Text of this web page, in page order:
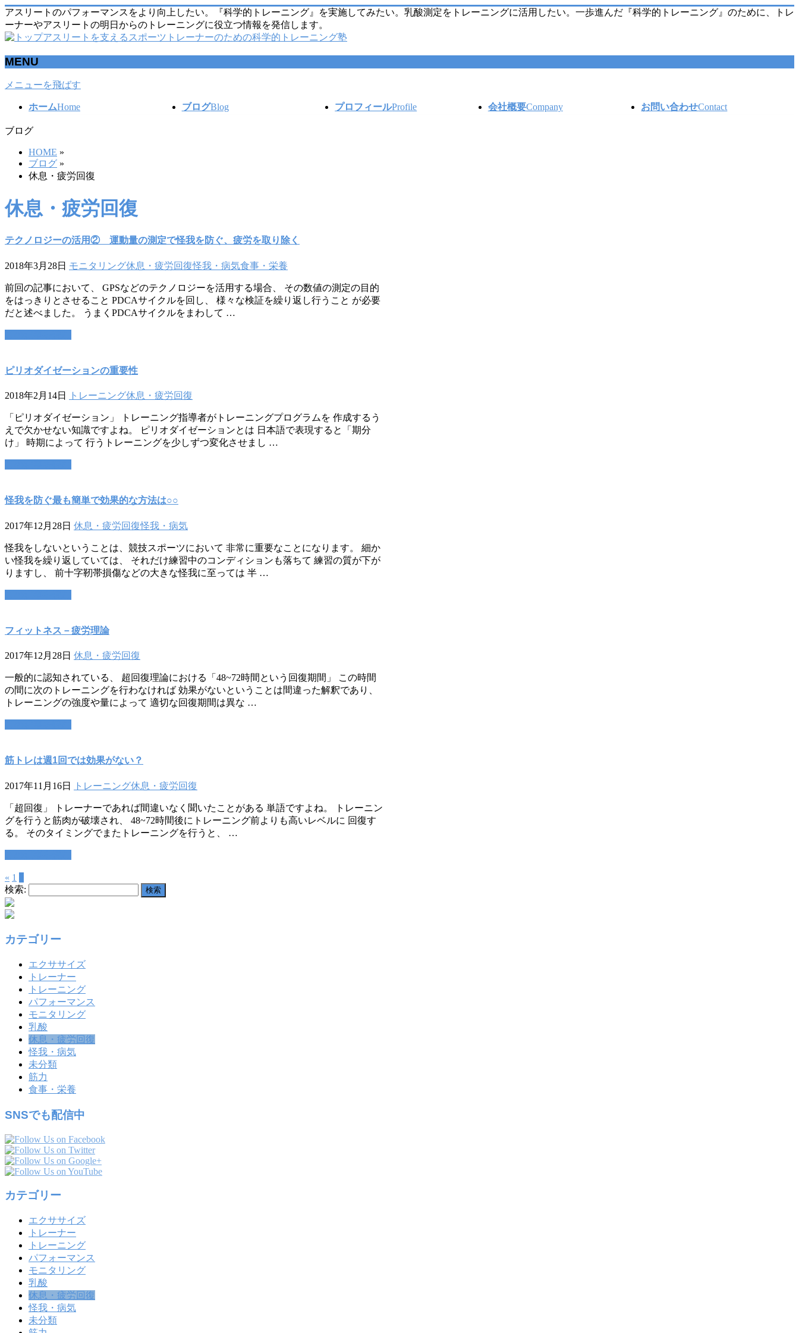
アスリートのパフォーマンスをより向上したい。『科学的トレーニング』を実施してみたい。乳酸測定をトレーニングに活用したい。一歩進んだ『科学的トレーニング』のために、トレ
ーナーやアスリートの明日からのトレーニングに役立つ情報を発信します。
MENU
メニューを飛ばす
ホームHome ブログBlog プロフィールProfile 会社概要Company お問い合わせContact
ブログ
HOME »
ブログ »
休息・疲労回復
休息・疲労回復
テクノロジーの活用② 運動量の測定で怪我を防ぐ、疲労を取り除く
2018年3月28日 モニタリング休息・疲労回復怪我・病気食事・栄養
前回の記事において、 GPSなどのテクノロジーを活用する場合、 その数値の測定の目的
をはっきりとさせること PDCAサイクルを回し、 様々な検証を繰り返し行うこと が必要
だと述べました。 うまくPDCAサイクルをまわして …
ピリオダイゼーションの重要性
2018年2月14日 トレーニング休息・疲労回復
「ピリオダイゼーション」 トレーニング指導者がトレーニングプログラムを 作成するう
えで欠かせない知識ですよね。 ピリオダイゼーションとは 日本語で表現すると「期分
け」 時期によって 行うトレーニングを少しずつ変化させまし …
怪我を防ぐ最も簡単で効果的な方法は○○
2017年12月28日 休息・疲労回復怪我・病気
怪我をしないということは、競技スポーツにおいて 非常に重要なことになります。 細か
い怪我を繰り返していては、 それだけ練習中のコンディションも落ちて 練習の質が下が
りますし、 前十字靭帯損傷などの大きな怪我に至っては 半 …
フィットネス－疲労理論
2017年12月28日 休息・疲労回復
一般的に認知されている、 超回復理論における「48~72時間という回復期間」 この時間
の間に次のトレーニングを行わなければ 効果がないということは間違った解釈であり、
トレーニングの強度や量によって 適切な回復期間は異な …
筋トレは週1回では効果がない？
2017年11月16日 トレーニング休息・疲労回復
「超回復」 トレーナーであれば間違いなく聞いたことがある 単語ですよね。 トレーニン
グを行うと筋肉が破壊され、 48~72時間後にトレーニング前よりも高いレベルに 回復す
る。 そのタイミングでまたトレーニングを行うと、 …
« 1
検索:
カテゴリー
エクササイズ
トレーナー
トレーニング
パフォーマンス
モニタリング
乳酸
休息・疲労回復
怪我・病気
未分類
筋力
食事・栄養
SNSでも配信中
カテゴリー
エクササイズ
トレーナー
トレーニング
パフォーマンス
モニタリング
乳酸
休息・疲労回復
怪我・病気
未分類